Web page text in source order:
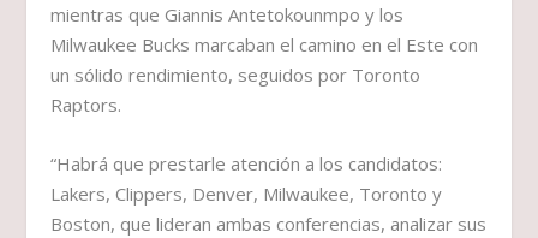
mientras que Giannis Antetokounmpo y los
Milwaukee Bucks marcaban el camino en el Este con
un sólido rendimiento, seguidos por Toronto
Raptors.
“Habrá que prestarle atención a los candidatos:
Lakers, Clippers, Denver, Milwaukee, Toronto y
Boston, que lideran ambas conferencias, analizar sus